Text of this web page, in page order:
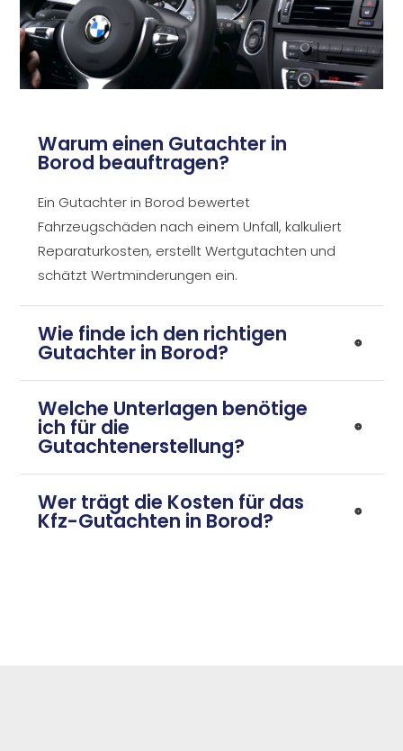
Warum einen Gutachter in
Borod beauftragen?
Ein Gutachter in Borod bewertet
Fahrzeugschäden nach einem Unfall, kalkuliert
Reparaturkosten, erstellt Wertgutachten und
schätzt Wertminderungen ein.
Wie finde ich den richtigen
Gutachter in Borod?
Welche Unterlagen benötige
ich für die
Gutachtenerstellung?
Wer trägt die Kosten für das
Kfz-Gutachten in Borod?